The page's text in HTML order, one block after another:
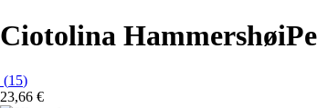
Ciotolina Hammershøi
(15)
23,66 €